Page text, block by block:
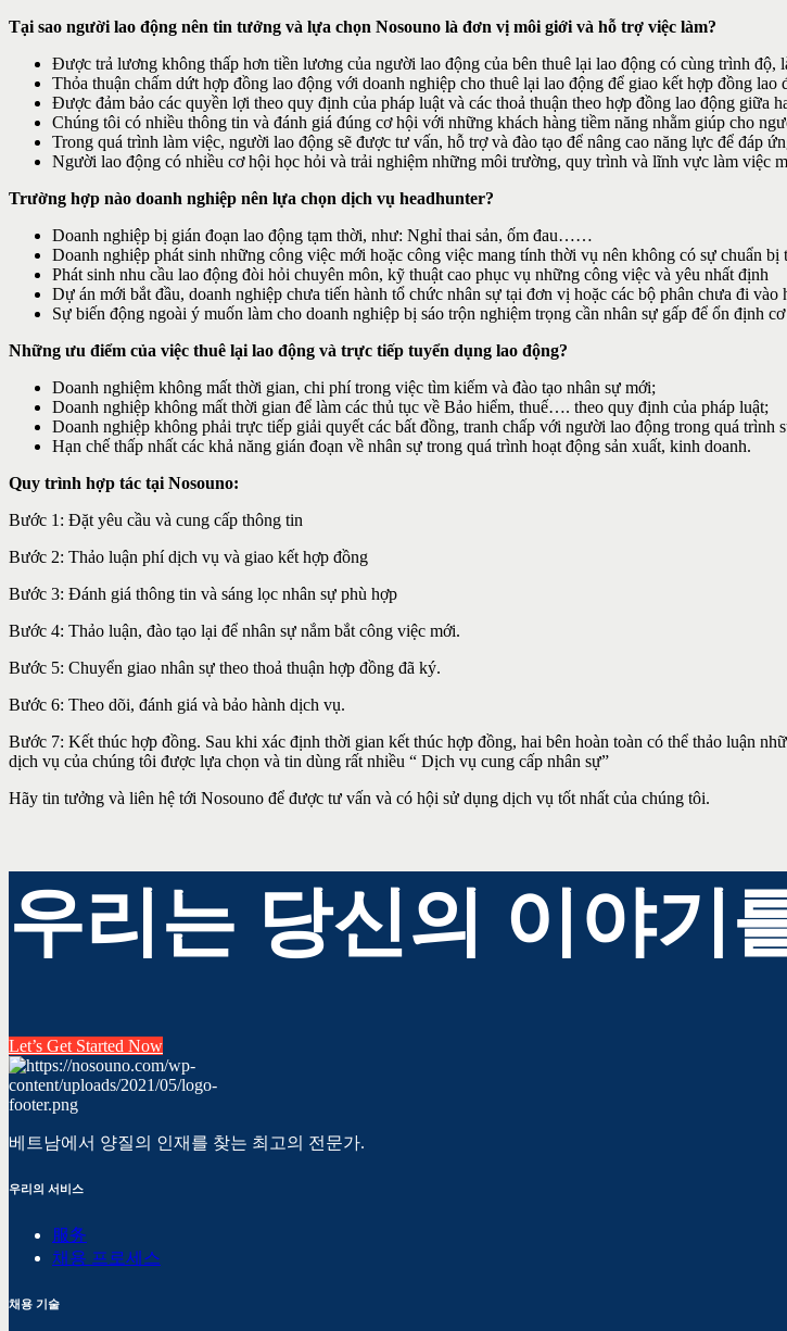
Tại sao người lao động nên tin tưởng và lựa chọn Nosouno là đơn vị môi giới và hỗ trợ việc làm?
Được trả lương không thấp hơn tiền lương của người lao động của bên thuê lại lao động có cùng trình độ,
Thỏa thuận chấm dứt hợp đồng lao động với doanh nghiệp cho thuê lại lao động để giao kết hợp đồng lao
Được đảm bảo các quyền lợi theo quy định của pháp luật và các thoả thuận theo hợp đồng lao động giữa
Chúng tôi có nhiều thông tin và đánh giá đúng cơ hội với những khách hàng tiềm năng nhằm giúp cho
Trong quá trình làm việc, người lao động sẽ được tư vấn, hỗ trợ và đào tạo để nâng cao năng lực để đáp
Người lao động có nhiều cơ hội học hỏi và trải nghiệm những môi trường, quy trình và lĩnh vực làm việc
Trường hợp nào doanh nghiệp nên lựa chọn dịch vụ headhunter?
Doanh nghiệp bị gián đoạn lao động tạm thời, như: Nghỉ thai sản, ốm đau……
Doanh nghiệp phát sinh những công việc mới hoặc công việc mang tính thời vụ nên không có sự chuẩn bị
Phát sinh nhu cầu lao động đòi hỏi chuyên môn, kỹ thuật cao phục vụ những công việc và yêu nhất định
Dự án mới bắt đầu, doanh nghiệp chưa tiến hành tổ chức nhân sự tại đơn vị hoặc các bộ phân chưa đi
Sự biến động ngoài ý muốn làm cho doanh nghiệp bị sáo trộn nghiệm trọng cần nhân sự gấp để ổn định
Những ưu điểm của việc thuê lại lao động và trực tiếp tuyển dụng lao động?
Doanh nghiệm không mất thời gian, chi phí trong việc tìm kiếm và đào tạo nhân sự mới;
Doanh nghiệp không mất thời gian để làm các thủ tục về Bảo hiểm, thuế…. theo quy định của pháp luật;
Doanh nghiệp không phải trực tiếp giải quyết các bất đồng, tranh chấp với người lao động trong quá trình
Hạn chế thấp nhất các khả năng gián đoạn về nhân sự trong quá trình hoạt động sản xuất, kinh doanh.
Quy trình hợp tác tại Nosouno:
Bước 1: Đặt yêu cầu và cung cấp thông tin
Bước 2: Thảo luận phí dịch vụ và giao kết hợp đồng
Bước 3: Đánh giá thông tin và sáng lọc nhân sự phù hợp
Bước 4: Thảo luận, đào tạo lại để nhân sự nắm bắt công việc mới.
Bước 5: Chuyển giao nhân sự theo thoả thuận hợp đồng đã ký.
Bước 6: Theo dõi, đánh giá và bảo hành dịch vụ.
Bước 7: Kết thúc hợp đồng. Sau khi xác định thời gian kết thúc hợp đồng, hai bên hoàn toàn có thể thảo luận
dịch vụ của chúng tôi được lựa chọn và tin dùng rất nhiều “ Dịch vụ cung cấp nhân sự”
Hãy tin tưởng và liên hệ tới Nosouno để được tư vấn và có hội sử dụng dịch vụ tốt nhất của chúng tôi.
우리는 당신의 이야기
Let’s Get Started Now
베트남에서 양질의 인재를 찾는 최고의 전문가.
우리의 서비스
服务
채용 프로세스
채용 기술